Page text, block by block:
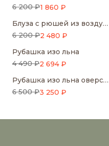
1 860 ₽
6 200 ₽
Блуза с рюшей из воздушного трикотажа
2 480 ₽
6 200 ₽
Рубашка изо льна
2 694 ₽
4 490 ₽
Рубашка изо льна оверсайз
3 250 ₽
6 500 ₽